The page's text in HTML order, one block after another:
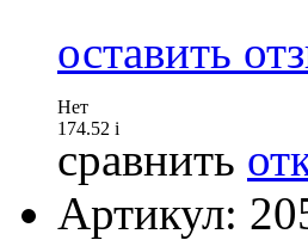
оставить
Нет
174.52 i
сравнить
Артикул: